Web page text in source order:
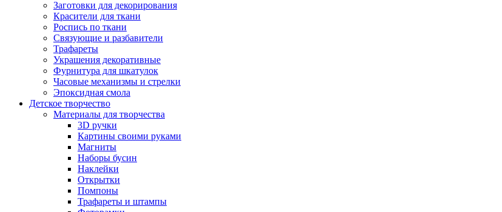
Заготовки для декорирования
Красители для ткани
Роспись по ткани
Связующие и разбавители
Трафареты
Украшения декоративные
Фурнитура для шкатулок
Часовые механизмы и стрелки
Эпоксидная смола
Детское творчество
Материалы для творчества
3D ручки
Картины своими руками
Магниты
Наборы бусин
Наклейки
Открытки
Помпоны
Трафареты и штампы